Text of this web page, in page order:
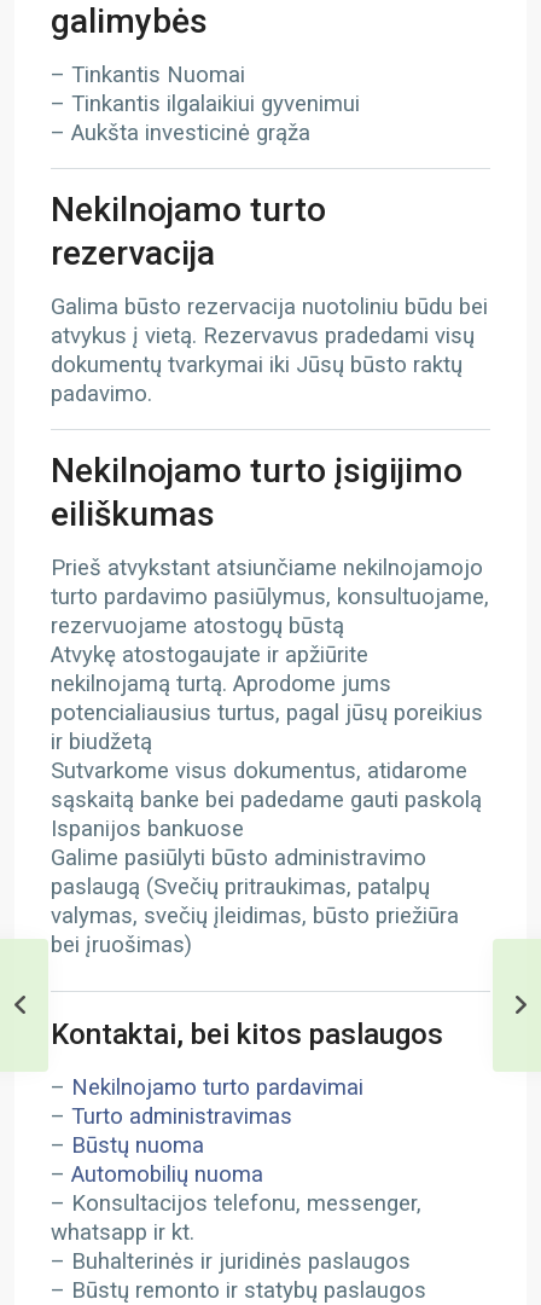
galimybės
– Tinkantis Nuomai
– Tinkantis ilgalaikiui gyvenimui
– Aukšta investicinė grąža
Nekilnojamo turto
rezervacija
Galima būsto rezervacija nuotoliniu būdu bei
atvykus į vietą. Rezervavus pradedami visų
dokumentų tvarkymai iki Jūsų būsto raktų
padavimo.
Nekilnojamo turto įsigijimo
eiliškumas
Prieš atvykstant atsiunčiame nekilnojamojo
turto pardavimo pasiūlymus, konsultuojame,
rezervuojame atostogų būstą
Atvykę atostogaujate ir apžiūrite
nekilnojamą turtą. Aprodome jums
potencialiausius turtus, pagal jūsų poreikius
ir biudžetą
Sutvarkome visus dokumentus, atidarome
sąskaitą banke bei padedame gauti paskolą
Ispanijos bankuose
Galime pasiūlyti būsto administravimo
paslaugą (Svečių pritraukimas, patalpų
valymas, svečių įleidimas, būsto priežiūra
bei įruošimas)
Kontaktai, bei kitos paslaugos
– Nekilnojamo turto pardavimai
– Turto administravimas
– Būstų nuoma
– Automobilių nuoma
– Konsultacijos telefonu, messenger,
whatsapp ir kt.
– Buhalterinės ir juridinės paslaugos
– Būstų remonto ir statybų paslaugos